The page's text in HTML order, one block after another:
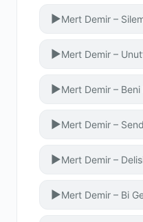
▶Mert Demir –
▶Mert Demir –
▶
▶Mert Demir –
▶Mert Demir –
▶Mert Demir – Bi